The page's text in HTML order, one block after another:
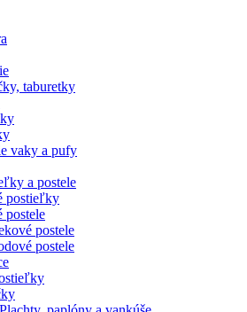
taburetky
vaky a pufy
a postele
postieľky
postele
postele
postele